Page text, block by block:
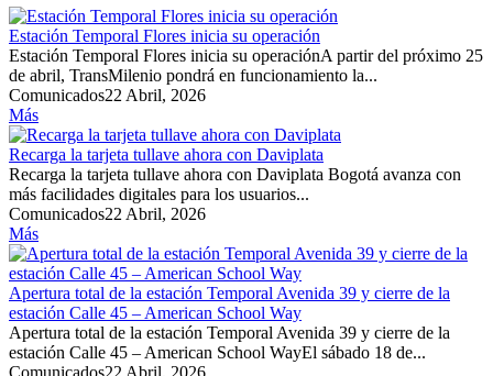
Estación Temporal Flores inicia su operación
Estación Temporal Flores inicia su operaciónA partir del próximo 25
de abril, TransMilenio pondrá en funcionamiento la...
Comunicados22 Abril, 2026
Más
Recarga la tarjeta tullave ahora con Daviplata
Recarga la tarjeta tullave ahora con Daviplata Bogotá avanza con
más facilidades digitales para los usuarios...
Comunicados22 Abril, 2026
Más
Apertura total de la estación Temporal Avenida 39 y cierre de la
estación Calle 45 – American School Way
Apertura total de la estación Temporal Avenida 39 y cierre de la
estación Calle 45 – American School WayEl sábado 18 de...
Comunicados22 Abril, 2026